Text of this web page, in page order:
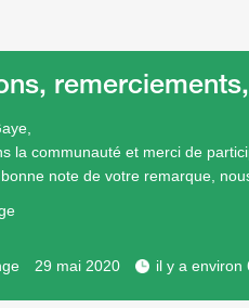
la communauté et merci de
note de votre remarque,
29 mai 2020 il y a environ